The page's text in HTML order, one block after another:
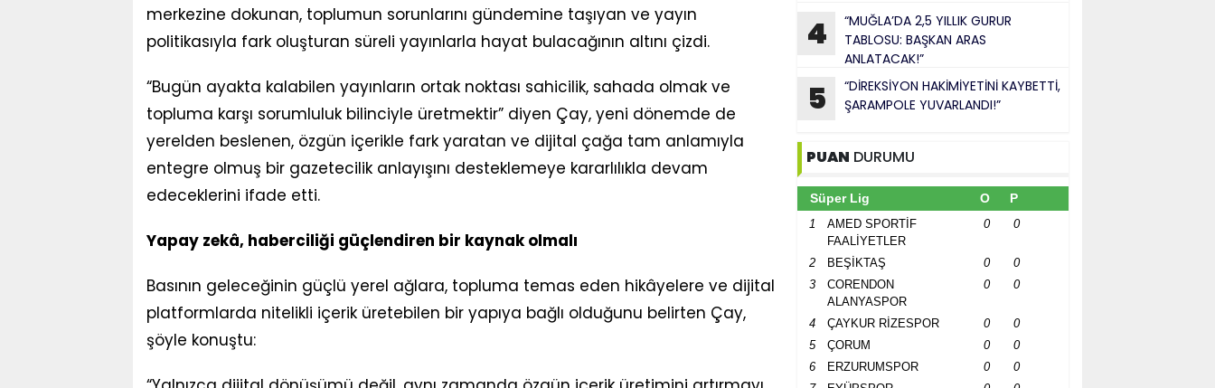
merkezine dokunan, toplumun sorunlarını gündemine taşıyan ve yayın
politikasıyla fark oluşturan süreli yayınlarla hayat bulacağının altını çizdi.
“Bugün ayakta kalabilen yayınların ortak noktası sahicilik, sahada olmak ve
topluma karşı sorumluluk bilinciyle üretmektir” diyen Çay, yeni dönemde de
yerelden beslenen, özgün içerikle fark yaratan ve dijital çağa tam anlamıyla
entegre olmuş bir gazetecilik anlayışını desteklemeye kararlılıkla devam
edeceklerini ifade etti.
Yapay zekâ, haberciliği güçlendiren bir kaynak olmalı
Basının geleceğinin güçlü yerel ağlara, topluma temas eden hikâyelere ve dijital
platformlarda nitelikli içerik üretebilen bir yapıya bağlı olduğunu belirten Çay,
şöyle konuştu:
4
“MUĞLA’DA 2,5 YILLIK GURUR
TABLOSU: BAŞKAN ARAS
ANLATACAK!”
5
“DİREKSİYON HAKİMİYETİNİ KAYBETTİ,
ŞARAMPOLE YUVARLANDI!”
PUAN DURUMU
Süper Lig O P
1
AMED SPORTİF
FAALİYETLER
0 0
2 BEŞİKTAŞ 0
0
3
CORENDON
ALANYASPOR
0 0
4 ÇAYKUR RİZESPOR 0
0
5
ÇORUM 0
0
6
ERZURUMSPOR 0
0